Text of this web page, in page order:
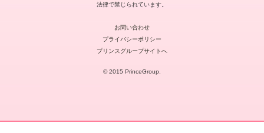
法律で禁じられています。
お問い合わせ
プライバシーポリシー
プリンスグループサイトへ
© 2015 PrinceGroup.